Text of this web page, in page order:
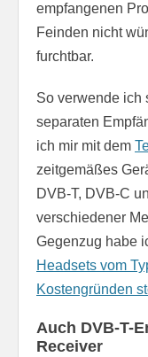
empfangenen
Feinden nicht
furchtbar.
So verwende ich
separaten
ich mir mit dem
zeitgemäßes
DVB-T, DVB-C
verschiedener
Gegenzug habe
Headsets vom
Kostengründen
Auch DVB-T-
Receiver